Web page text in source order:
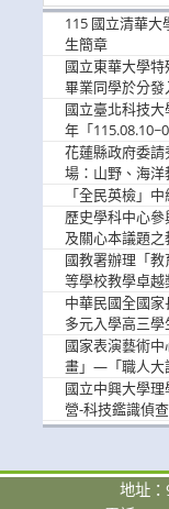
115 國立清華
生簡章
國立東華大學
畢業同學於分發
國立臺北科技
年「
歡迎學生踴躍報
花蓮縣政府委
場：山野、海洋
參加
「全民英檢」
歷史學科中心
及關心本議題
國教署辦理「
等學校教學卓
中華民國全國
多元入學高三學
國家表演藝術
畫」—「職人大
參與。
國立中興大學
營-科技鑑識偵
加。
地址